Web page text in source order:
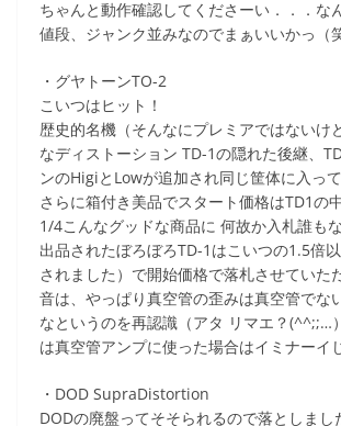
ちゃんと動作確認してくださーい．．．な
値段、ジャンク並みなのでまぁいいかっ（笑
・グヤトーンTO-2
こいつはヒット！
歴史的名機（そんなにプレミアではないけ
なディストーション TD-1の隠れた後継、
ンのHigiとLowが追加され同じ筐体に入って
さらに箱付き美品でスタート価格はTD1の
1/4こんなグッドな商品に 何故か入札誰も
出品されたぼろぼろTD-1はこいつの1.5倍
されました）で開始価格で落札させていた
音は、やっぱり真空管の歪みは真空管でな
なというのを再認識（アタ リマエ？(^^;;…
は真空管アンプに使った場合はイミナーイ
・DOD SupraDistortion
DODの廃盤ってそそられるので落としまし